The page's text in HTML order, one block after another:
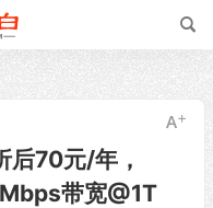
70元/年，
带宽@1T